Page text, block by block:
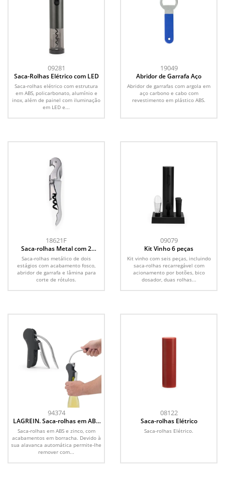
09281
Saca-Rolhas Elétrico com LED
Saca-rolhas elétrico com estrutura
em ABS, policarbonato, alumínio e
inox, além de painel com iluminação
em LED e...
19049
Abridor de Garrafa Aço
Abridor de garrafas com argola em
aço carbono e cabo com
revestimento em plástico ABS.
18621F
Saca-rolhas Metal com 2
Estágios
Saca-rolhas metálico de dois
estágios com acabamento fosco,
abridor de garrafa e lâmina para
corte de rótulos.
09079
Kit Vinho 6 peças
Kit vinho com seis peças, incluindo
saca-rolhas recarregável com
acionamento por botões, bico
dosador, duas rolhas...
94374
LAGREIN. Saca-rolhas em ABS
e zinco com alavanca
automática para abertura fácil
Saca-rolhas em ABS e zinco, com
acabamentos em borracha. Devido à
sua alavanca automática permite-lhe
remover com...
08122
Saca-rolhas Elétrico
Saca-rolhas Elétrico.